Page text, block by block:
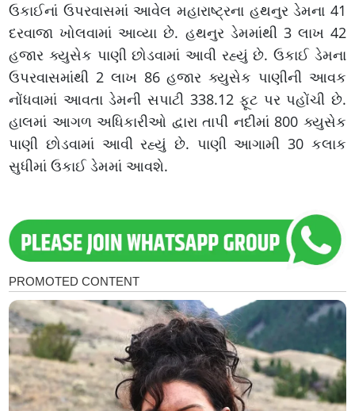
ઉકાઈનાં ઉપરવાસમાં આવેલ મહારાષ્ટ્રના હથનુર ડેમના 41
દરવાજા ખોલવામાં આવ્યા છે. હથનુર ડેમમાંથી 3 લાખ 42
હજાર ક્યુસેક પાણી છોડવામાં આવી રહ્યું છે. ઉકાઈ ડેમના
ઉપરવાસમાંથી 2 લાખ 86 હજાર ક્યુસેક પાણીની આવક
નોંધવામાં આવતા ડેમની સપાટી 338.12 ફૂટ પર પહોંચી છે.
હાલમાં આગળ અધિકારીઓ દ્વારા તાપી નદીમાં 800 ક્યુસેક
પાણી છોડવામાં આવી રહ્યું છે. પાણી આગામી 30 કલાક
સુધીમાં ઉકાઈ ડેમમાં આવશે.